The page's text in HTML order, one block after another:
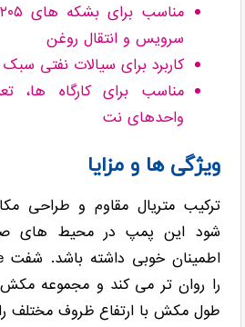
سرویس و انتقال روغن
کاربرد برای سیالات نفتی
مناسب برای کارگاه ها،
واحدهای نت
ویژگی ها و مزایا
ترکیب متریال مقاوم و طراحی
شود این پمپ در محیط های
را روان تر می کند و مجموعه
طول مکش با ارتفاع ظروف مختلف